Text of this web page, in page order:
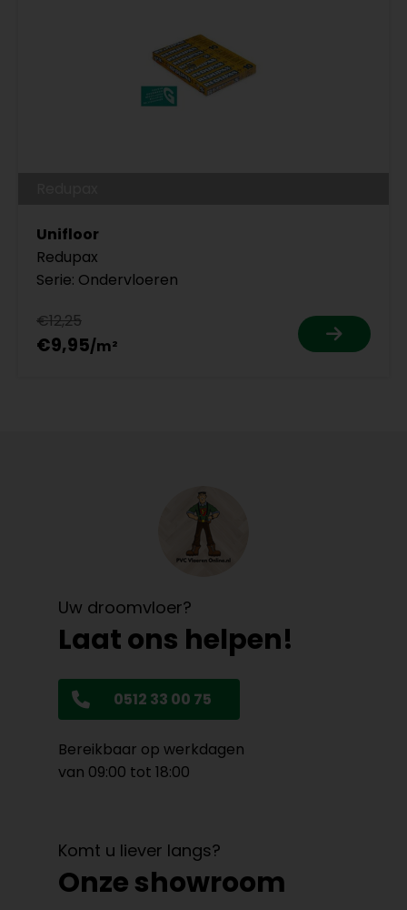
Unifloor
Redupax
Serie: Ondervloeren
€12,25
€9,95
Uw droomvloer?
Laat ons helpen!
0512 33 00 75
Bereikbaar op werkdagen
van 09:00 tot 18:00
Komt u liever langs?
Onze showroom